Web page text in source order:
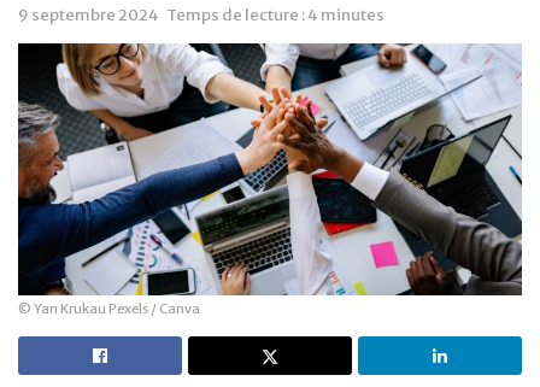
9 septembre 2024 Temps de lecture : 4 minutes
© Yan Krukau Pexels / Canva